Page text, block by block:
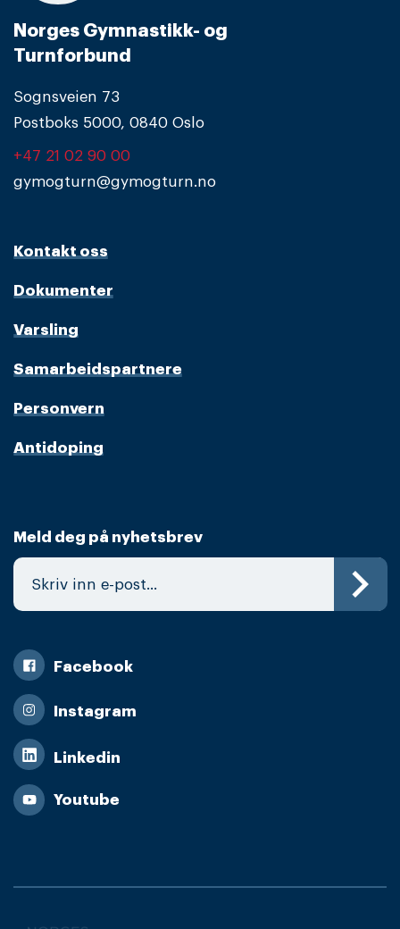
Norges Gymnastikk- og
Turnforbund
Sognsveien 73
Postboks 5000, 0840 Oslo
+47 21 02 90 00
gymogturn@gymogturn.no
Kontakt oss
Dokumenter
Varsling
Samarbeidspartnere
Personvern
Antidoping
Meld deg på nyhetsbrev
Facebook
Instagram
Linkedin
Youtube